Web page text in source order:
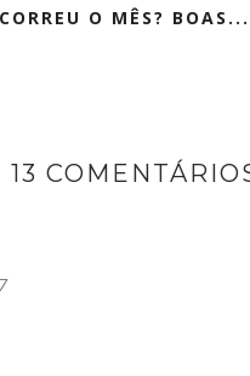
CORREU O MÊS? BOAS...
13